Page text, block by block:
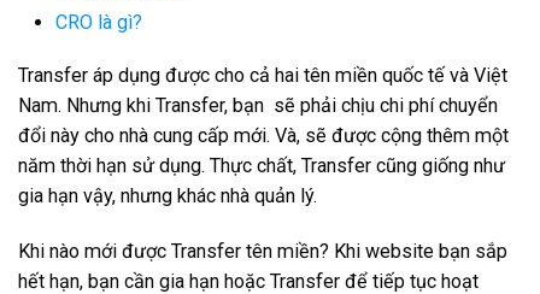
CRO là gì?
Transfer áp dụng được cho cả hai tên miền quốc tế và Việt
Nam. Nhưng khi Transfer, bạn sẽ phải chịu chi phí chuyển
đổi này cho nhà cung cấp mới. Và, sẽ được cộng thêm một
năm thời hạn sử dụng. Thực chất, Transfer cũng giống như
gia hạn vậy, nhưng khác nhà quản lý.
Khi nào mới được Transfer tên miền? Khi website bạn sắp
hết hạn, bạn cần gia hạn hoặc Transfer để tiếp tục hoạt